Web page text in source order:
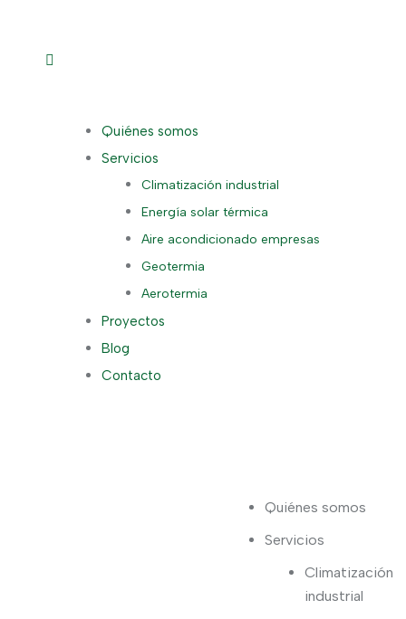
Quiénes somos
Servicios
Climatización industrial
Energía solar térmica
Aire acondicionado empresas
Geotermia
Aerotermia
Proyectos
Blog
Contacto
Quiénes somos
Servicios
Climatización
industrial